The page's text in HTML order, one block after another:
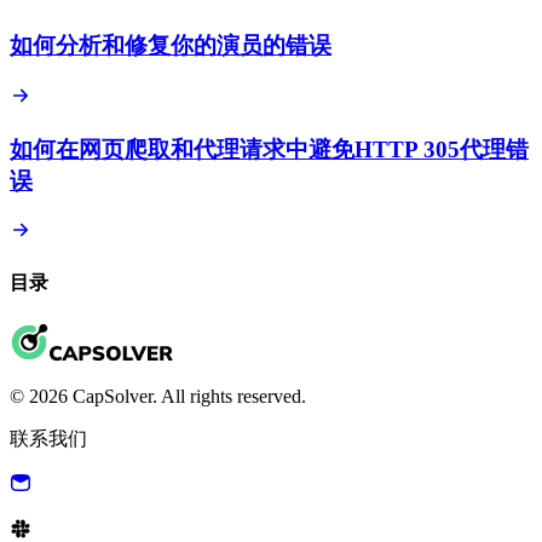
如何分析和修复你的演员的错误
如何在网页爬取和代理请求中避免HTTP 305代理错
误
目录
© 2026 CapSolver. All rights reserved.
联系我们